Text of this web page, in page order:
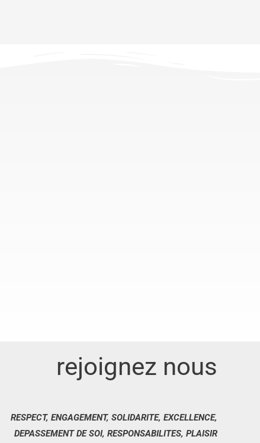
rejoignez nous
RESPECT, ENGAGEMENT, SOLIDARITE, EXCELLENCE,
DEPASSEMENT DE SOI, RESPONSABILITES, PLAISIR